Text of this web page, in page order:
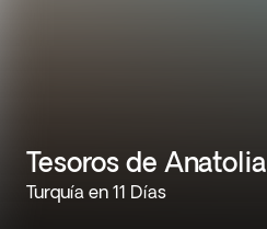
Tesoros de Anatolia
Turquía en 11 Días